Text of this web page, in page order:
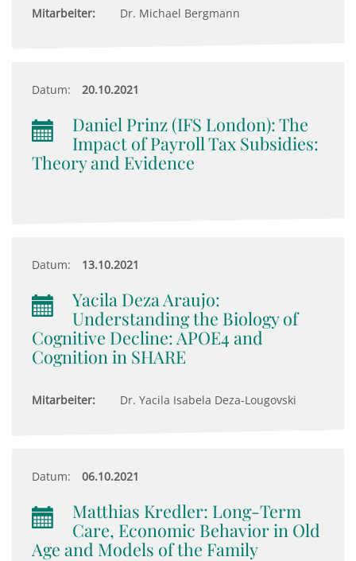
Mitarbeiter: Dr. Michael Bergmann
Datum: 20.10.2021
Daniel Prinz (IFS London): The
Impact of Payroll Tax Subsidies:
Theory and Evidence
Datum: 13.10.2021
Yacila Deza Araujo:
Understanding the Biology of
Cognitive Decline: APOE4 and
Cognition in SHARE
Mitarbeiter: Dr. Yacila Isabela Deza-Lougovski
Datum: 06.10.2021
Matthias Kredler: Long-Term
Care, Economic Behavior in Old
Age and Models of the Family